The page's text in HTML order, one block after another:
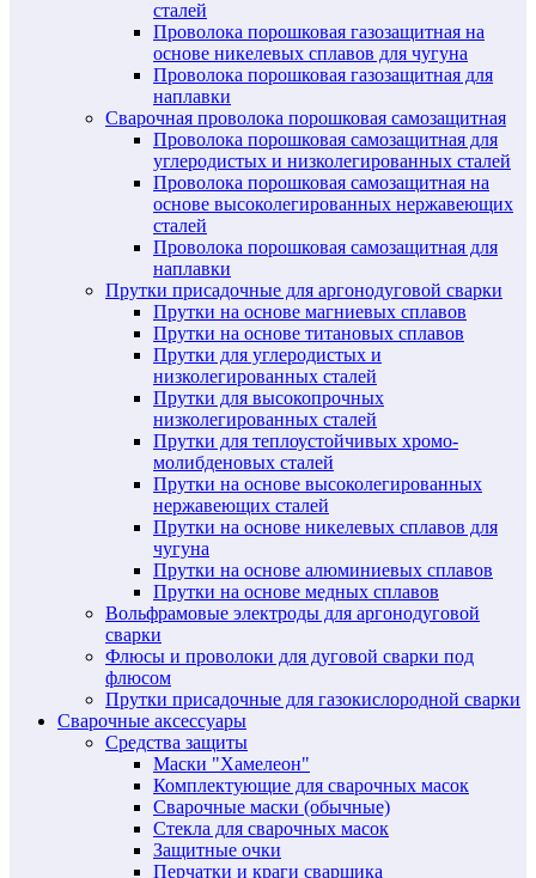
сталей
Проволока порошковая газозащитная на
основе никелевых сплавов для чугуна
Проволока порошковая газозащитная для
наплавки
Сварочная проволока порошковая самозащитная
Проволока порошковая самозащитная для
углеродистых и низколегированных сталей
Проволока порошковая самозащитная на
основе высоколегированных нержавеющих
сталей
Проволока порошковая самозащитная для
наплавки
Прутки присадочные для аргонодуговой сварки
Прутки на основе магниевых сплавов
Прутки на основе титановых сплавов
Прутки для углеродистых и
низколегированных сталей
Прутки для высокопрочных
низколегированных сталей
Прутки для теплоустойчивых хромо-
молибденовых сталей
Прутки на основе высоколегированных
нержавеющих сталей
Прутки на основе никелевых сплавов для
чугуна
Прутки на основе алюминиевых сплавов
Прутки на основе медных сплавов
Вольфрамовые электроды для аргонодуговой
сварки
Флюсы и проволоки для дуговой сварки под
флюсом
Прутки присадочные для газокислородной сварки
Сварочные аксессуары
Средства защиты
Маски "Хамелеон"
Комплектующие для сварочных масок
Сварочные маски (обычные)
Стекла для сварочных масок
Защитные очки
Перчатки и краги сварщика